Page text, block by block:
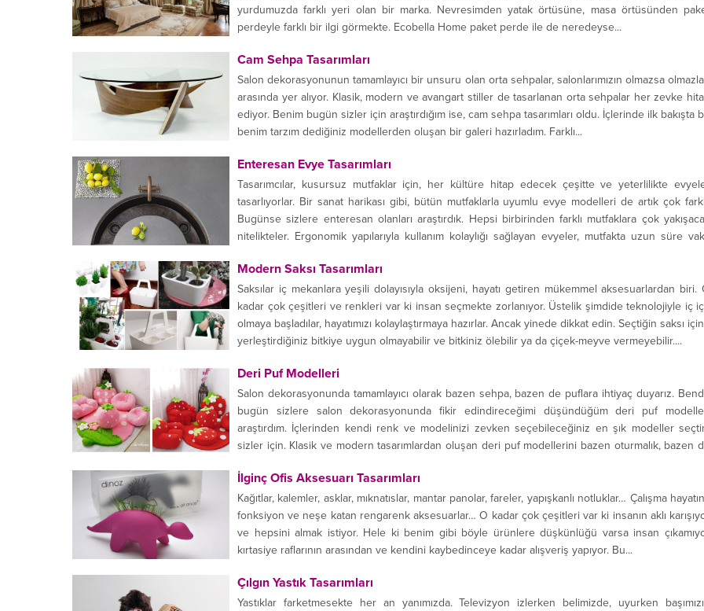
yurdumuzda farklı yeri olan bir marka. Nevresimden yatak örtüsüne, masa örtüsünden
perdeyle farklı bir ilgi görmekte. Ecobella Home paket perde ile de neredeyse...
Cam Sehpa Tasarımları
Salon dekorasyonunun tamamlayıcı bir unsuru olan orta sehpalar, salonlarımızın olmazsa
arasında yer alıyor. Klasik, modern ve avangart stiller de tasarlanan orta sehpalar her zevke
ediyor. Benim bugün sizler için araştırdığım ise, cam sehpa tasarımları oldu. İçlerinde ilk bakışta
benim tarzım dediğiniz modellerden oluşan bir galeri hazırladım. Farklı...
Enteresan Evye Tasarımları
Tasarımcılar, kusursuz mutfaklar için, her kültüre hitap edecek çeşitte ve yeterlilikte
tasarlıyorlar. Bir sanat harikası gibi, bütün mutfaklarla uyumlu evye modelleri de artık çok
Bugünse sizlere enteresan olanları araştırdık. Hepsi birbirinden farklı mutfaklara çok
nitelikteler. Ergonomik yapılarıyla kullanım kolaylığı sağlayan evyeler, mutfakta uzun süre
Modern Saksı Tasarımları
Saksılar iç mekanlara yeşili dolayısıyla oksijeni, hayatı getiren mükemmel aksesuarlardan biri.
kadar çok çeşitleri ve renkleri var ki insan seçmekte zorlanıyor. Üstelik şimdide teknolojiyle iç
olmaya başladılar, hayatımızı kolaylaştırmaya hazırlar. Ancak yinede dikkat edin. Seçtiğin saksı
yerleştirdiğiniz bitkiye uygun olmayabilir ve bitkiniz ölebilir ya da çiçek-meyve vermeyebilir....
Deri Puf Modelleri
Salon dekorasyonunda tamamlayıcı olarak bazen sehpa, bazen de puflara ihtiyaç duyarız.
bugün sizlere salon dekorasyonunda fikir edindireceğimi düşündüğüm deri puf
araştırdım. İçlerinden kendi renk ve modelinizi zevken seçebileceğiniz en şık modeller
sizler için. Klasik ve modern tasarımlardan oluşan deri puf modellerini bazen oturmalık, bazen
İlginç Ofis Aksesuarı Tasarımları
Kağıtlar, kalemler, asklar, mıknatıslar, mantar panolar, fareler, yapışkanlı notluklar… Çalışma
fonksiyon ve neşe katan rengarenk aksesuarlar… O kadar çok çeşitleri var ki insanın aklı
ve hepsini almak istiyor. Hele ki benim gibi böyle ürünlere düşkünlüğü varsa insan
kırtasiye raflarının arasından ve kendini kaybedinceye kadar alışveriş yapıyor. Bu...
Çılgın Yastık Tasarımları
Yastıklar farketmesekte her an yanımızda. Televizyon izlerken belimizde, uyurken